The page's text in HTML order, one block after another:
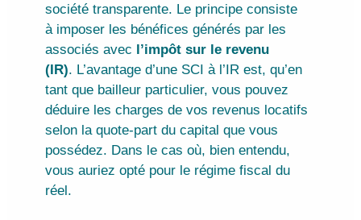
société transparente. Le principe consiste
à imposer les bénéfices générés par les
associés avec l’impôt sur le revenu
(IR). L’avantage d’une SCI à l’IR est, qu’en
tant que bailleur particulier, vous pouvez
déduire les charges de vos revenus locatifs
selon la quote-part du capital que vous
possédez. Dans le cas où, bien entendu,
vous auriez opté pour le régime fiscal du
réel.